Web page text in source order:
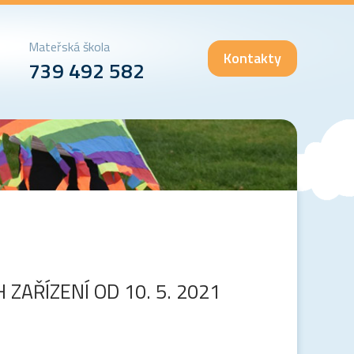
Kontakty
Mateřská škola
739 492 582
ZAŘÍZENÍ OD 10. 5. 2021